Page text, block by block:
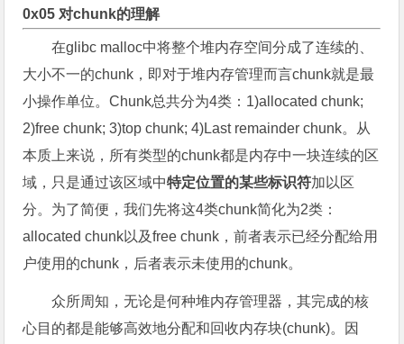
0x05 对chunk的理解
在glibc malloc中将整个堆内存空间分成了连续的、
大小不一的chunk，即对于堆内存管理而言chunk就是最
小操作单位。Chunk总共分为4类：1)allocated chunk;
2)free chunk; 3)top chunk; 4)Last remainder chunk。从
本质上来说，所有类型的chunk都是内存中一块连续的区
域，只是通过该区域中特定位置的某些标识符加以区
分。为了简便，我们先将这4类chunk简化为2类：
allocated chunk以及free chunk，前者表示已经分配给用
户使用的chunk，后者表示未使用的chunk。
众所周知，无论是何种堆内存管理器，其完成的核
心目的都是能够高效地分配和回收内存块(chunk)。因